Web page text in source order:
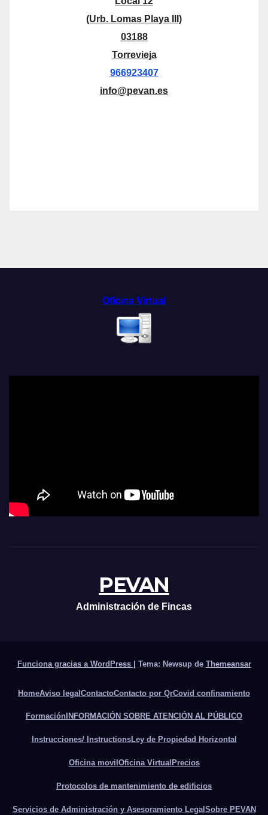
(Urb. Lomas Playa III)
03188
Torrevieja
966923407
info@pevan.es
Oficina Virtual
PEVAN
Administración de Fincas
Funciona gracias a WordPress Tema: Newsup de Themeansar
HomeAviso legalContactoContacto por QrCovid confinamiento
Formación INFORMACIÓN SOBRE ATENCIÓN AL PÚBLICO
Instrucciones/ InstructionsLey de Propiedad Horizontal
Oficina movil Oficina Virtual Precios
Protocolos de mantenimiento de edificios
Servicios de Administración y Asesoramiento LegalSobre PEVAN